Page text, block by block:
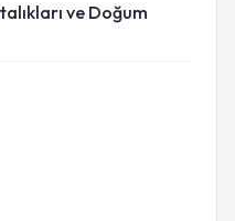
ve Doğum